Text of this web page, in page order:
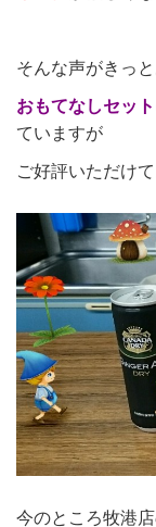
そんな声がきっ
おもてなしセッ
ていますが
ご好評いただけ
今のところ牧港